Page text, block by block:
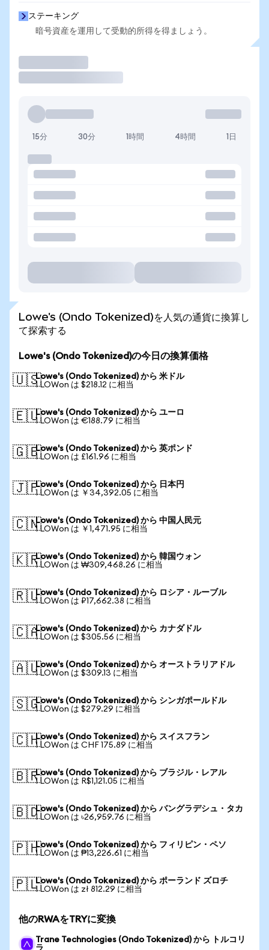
ステーキング
暗号資産を運用して受動的所得を得ましょう。
15分 30分 1時間 4時間 1日
Lowe's (Ondo Tokenized)を人気の通貨に換算し
て探索する
Lowe's (Ondo Tokenized)の今日の換算価格
🇺🇸Lowe's (Ondo Tokenized) から 米ドル
1 LOWon は $218.12 に相当
🇪🇺Lowe's (Ondo Tokenized) から ユーロ
1 LOWon は €188.79 に相当
🇬🇧Lowe's (Ondo Tokenized) から 英ポンド
1 LOWon は £161.96 に相当
🇯🇵Lowe's (Ondo Tokenized) から 日本円
1 LOWon は ￥34,392.05 に相当
🇨🇳Lowe's (Ondo Tokenized) から 中国人民元
1 LOWon は ￥1,471.95 に相当
🇰🇷Lowe's (Ondo Tokenized) から 韓国ウォン
1 LOWon は ₩309,468.26 に相当
🇷🇺Lowe's (Ondo Tokenized) から ロシア・ルーブル
1 LOWon は ₽17,662.38 に相当
🇨🇦Lowe's (Ondo Tokenized) から カナダドル
1 LOWon は $305.56 に相当
🇦🇺Lowe's (Ondo Tokenized) から オーストラリアドル
1 LOWon は $309.13 に相当
🇸🇬Lowe's (Ondo Tokenized) から シンガポールドル
1 LOWon は $279.29 に相当
🇨🇭Lowe's (Ondo Tokenized) から スイスフラン
1 LOWon は CHF 175.89 に相当
🇧🇷Lowe's (Ondo Tokenized) から ブラジル・レアル
1 LOWon は R$1,121.05 に相当
🇧🇩Lowe's (Ondo Tokenized) から バングラデシュ・タカ
1 LOWon は ৳26,959.76 に相当
🇵🇭Lowe's (Ondo Tokenized) から フィリピン・ペソ
1 LOWon は ₱13,226.61 に相当
🇵🇱Lowe's (Ondo Tokenized) から ポーランド ズロチ
1 LOWon は zł 812.29 に相当
他のRWAをTRYに変換
Trane Technologies (Ondo Tokenized) から トルコリ
ラ